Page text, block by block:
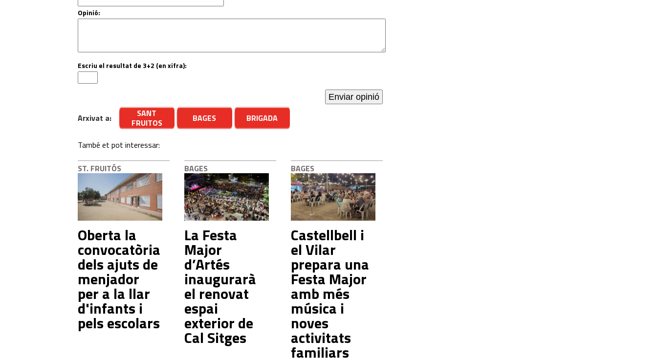
Opinió:
Escriu el resultat de 3+2 (en xifra):
Arxivat a:
SANT
FRUITOS
BAGES BRIGADA
També et pot interessar:
ST. FRUITÓS
Oberta la
convocatòria
dels ajuts de
menjador
per a la llar
d'infants i
pels escolars
BAGES
La Festa
Major
d’Artés
inaugurarà
el renovat
espai
exterior de
Cal Sitges
BAGES
Castellbell i
el Vilar
prepara una
Festa Major
amb més
música i
noves
activitats
familiars